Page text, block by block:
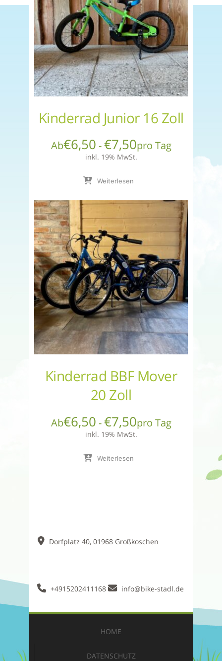
Kinderrad Junior 16 Zoll
Ab€6,50 -€7,50pro Tag
inkl. 19% MwSt.
Weiterlesen
Kinderrad BBF Mover
20 Zoll
Ab€6,50 -€7,50pro Tag
inkl. 19% MwSt.
Weiterlesen
Dorfplatz 40, 01968 Großkoschen
+4915202411168 info@bike-stadl.de
HOME
DATENSCHUTZ